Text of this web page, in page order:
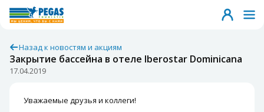
Назад к новостям и акциям
Закрытие бассейна в отеле Iberostar Dominicana
17.04.2019
Уважаемые друзья и коллеги!